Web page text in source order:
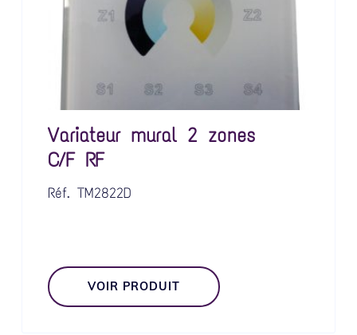
Variateur mural 2 zones
C/F RF
Réf. TM2822D
VOIR PRODUIT